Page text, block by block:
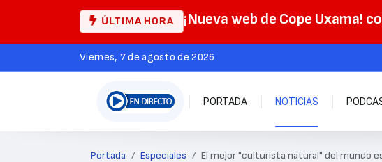
ÚLTIMA HORA ¡Nueva web de Cope Uxama!
viernes, 7 de agosto de 2026
PORTADA NOTICIAS
Portada Especiales El mejor "culturista natural" del mundo